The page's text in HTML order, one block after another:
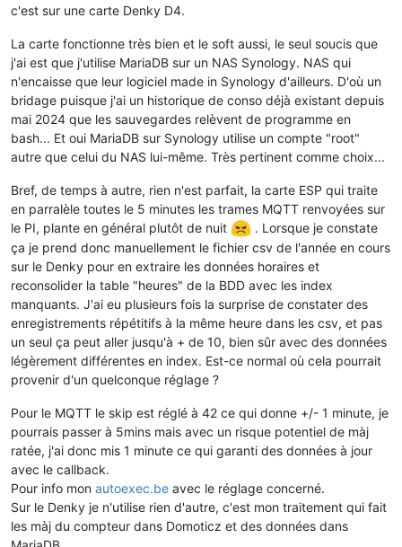
c'est sur une carte Denky D4.
La carte fonctionne très bien et le soft aussi, le seul soucis que
j'ai est que j'utilise MariaDB sur un NAS Synology. NAS qui
n'encaisse que leur logiciel made in Synology d'ailleurs. D'où un
bridage puisque j'ai un historique de conso déjà existant depuis
mai 2024 que les sauvegardes relèvent de programme en
bash... Et oui MariaDB sur Synology utilise un compte "root"
autre que celui du NAS lui-même. Très pertinent comme choix...
Bref, de temps à autre, rien n'est parfait, la carte ESP qui traite
en parralèle toutes le 5 minutes les trames MQTT renvoyées sur
le PI, plante en général plutôt de nuit
. Lorsque je constate
ça je prend donc manuellement le fichier csv de l'année en cours
sur le Denky pour en extraire les données horaires et
reconsolider la table "heures" de la BDD avec les index
manquants. J'ai eu plusieurs fois la surprise de constater des
enregistrements répétitifs à la même heure dans les csv, et pas
un seul ça peut aller jusqu'à + de 10, bien sûr avec des données
légèrement différentes en index. Est-ce normal où cela pourrait
provenir d'un quelconque réglage ?
Pour le MQTT le skip est réglé à 42 ce qui donne +/- 1 minute, je
pourrais passer à 5mins mais avec un risque potentiel de màj
ratée, j'ai donc mis 1 minute ce qui garanti des données à jour
avec le callback.
Pour info mon autoexec.be avec le réglage concerné.
Sur le Denky je n'utilise rien d'autre, c'est mon traitement qui fait
les màj du compteur dans Domoticz et des données dans